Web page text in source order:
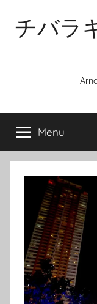
content
チバラ
Menu